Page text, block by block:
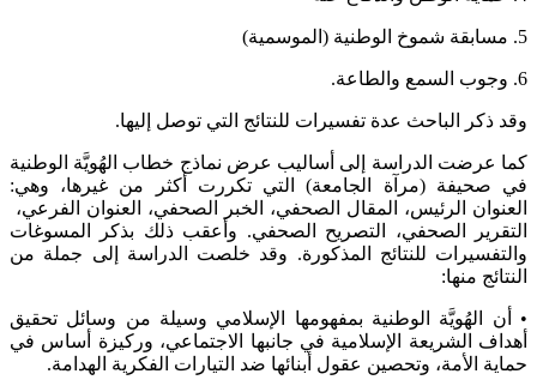
5. مسابقة شموخ الوطنية (الموسمية)
6. وجوب السمع والطاعة.
وقد ذكر الباحث عدة تفسيرات للنتائج التي توصل إليها.
كما عرضت الدراسة إلى أساليب عرض نماذج خطاب الهُويَّة الوطنية
في صحيفة (مرآة الجامعة) التي تكررت أكثر من غيرها، وهي:
العنوان الرئيس، المقال الصحفي، الخبر الصحفي، العنوان الفرعي،
التقرير الصحفي، التصريح الصحفي. وأعقب ذلك بذكر المسوغات
والتفسيرات للنتائج المذكورة. وقد خلصت الدراسة إلى جملة من
النتائج منها:
• أن الهُويَّة الوطنية بمفهومها الإسلامي وسيلة من وسائل تحقيق
أهداف الشريعة الإسلامية في جانبها الاجتماعي، وركيزة أساس في
حماية الأمة، وتحصين عقول أبنائها ضد التيارات الفكرية الهدامة.